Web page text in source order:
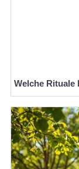
Welche Rituale